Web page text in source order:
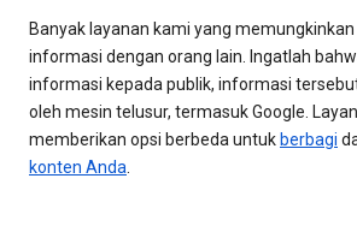
Banyak layanan kami yang
informasi dengan orang lain. Ingatlah
informasi kepada publik, informasi
oleh mesin telusur, termasuk Google.
memberikan opsi berbeda untuk berbagi
konten Anda.